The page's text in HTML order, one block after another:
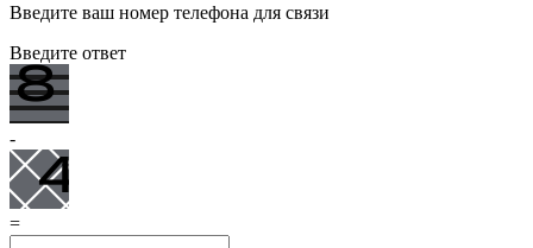
Введите ваш номер телефона для связи
Введите ответ
-
=